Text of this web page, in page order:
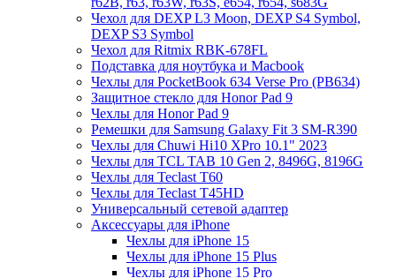
Чехол для DEXP L3 Moon, DEXP S4 Symbol,
DEXP S3 Symbol
Чехол для Ritmix RBK-678FL
Подставка для ноутбука и Macbook
Чехлы для PocketBook 634 Verse Pro (PB634)
Защитное стекло для Honor Pad 9
Чехлы для Honor Pad 9
Ремешки для Samsung Galaxy Fit 3 SM-R390
Чехлы для Chuwi Hi10 XPro 10.1" 2023
Чехлы для TCL TAB 10 Gen 2, 8496G, 8196G
Чехлы для Teclast T60
Чехлы для Teclast T45HD
Универсальный сетевой адаптер
Аксессуары для iPhone
Чехлы для iPhone 15
Чехлы для iPhone 15 Plus
Чехлы для iPhone 15 Pro